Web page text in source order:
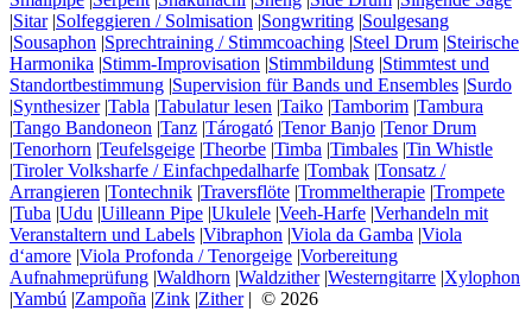
|Sitar|Solfeggieren / Solmisation |Songwriting |Soulgesang
|Sousaphon |Sprechtraining / Stimmcoaching |Steel Drum |Steirische
Harmonika |Stimm-Improvisation |Stimmbildung |Stimmtest und
Standortbestimmung |Supervision für Bands und Ensembles |Surdo
|Synthesizer|Tabla |Tabulatur lesen |Taiko |Tamborim |Tambura
|Tango Bandoneon |Tanz |Tárogató |Tenor Banjo |Tenor Drum
|Tenorhorn |Teufelsgeige |Theorbe |Timba |Timbales |Tin Whistle
|Tiroler Volksharfe / Einfachpedalharfe |Tombak |Tonsatz /
Arrangieren |Tontechnik |Traversflöte |Trommeltherapie |Trompete
|Tuba |Udu |Uilleann Pipe |Ukulele |Veeh-Harfe |Verhandeln mit
Veranstaltern und Labels |Vibraphon |Viola da Gamba |Viola
d‘amore |Viola Profonda / Tenorgeige |Vorbereitung
Aufnahmeprüfung |Waldhorn |Waldzither|Westerngitarre |Xylophon
|Yambú |Zampoña |Zink |Zither| © 2026